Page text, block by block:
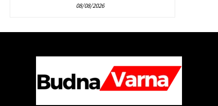
08/08/2026